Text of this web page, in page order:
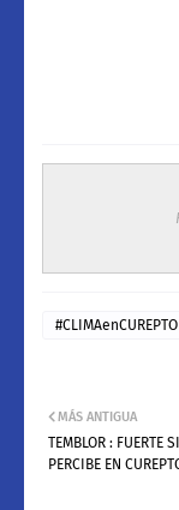
#CLIMAenCUREPTO
MÁS ANTIGUA
TEMBLOR : FUERTE
PERCIBE EN